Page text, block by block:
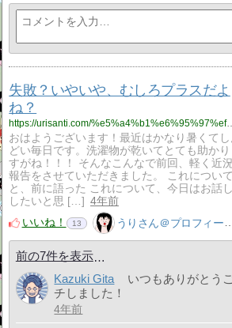
失敗？いやいや、むしろプラスだよ
ね？
https://urisanti.com/
おはようございます！最近はかなり暑くてし
どい毎日です。洗濯物が乾いてとても助かり
すがね！！！ そんなこんなで前回、軽く近況
報告をさせていただきました。 これについて
と、前に語った これについて、今日はお話し
したいと思 […] 4年前
いいね！
13 うりさん＠プロフィール見てね！はてぶ、応援よろしく！
前の7件を表示
Kazuki Gita
いつもありがとう
チしました！
4年前